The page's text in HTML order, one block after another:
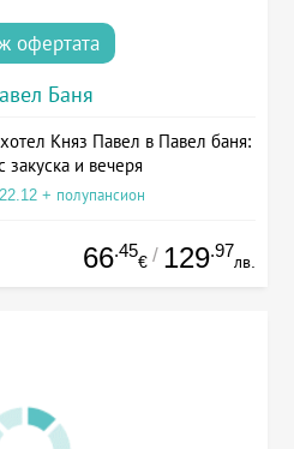
офертата
Баня
Княз Павел в Павел баня:
закуска и вечеря
+ полупансион
66.45
€ / 129.97
лв.